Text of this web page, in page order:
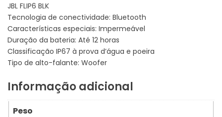
JBL FLIP6 BLK
Tecnologia de conectividade: Bluetooth
Características especiais: Impermeável
Duração da bateria: Até 12 horas
Classificação IP67 à prova d’água e poeira
Tipo de alto-falante: Woofer
Informação adicional
Peso